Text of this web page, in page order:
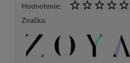
Hodnotenie:
Značka: